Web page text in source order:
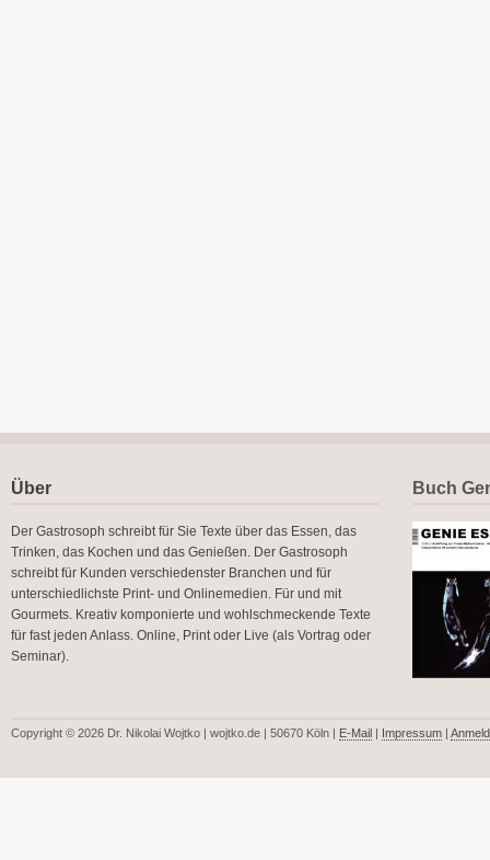
Über
Der Gastrosoph schreibt für Sie Texte über das Essen, das
Trinken, das Kochen und das Genießen. Der Gastrosoph
schreibt für Kunden verschiedenster Branchen und für
unterschiedlichste Print- und Onlinemedien. Für und mit
Gourmets. Kreativ komponierte und wohlschmeckende Texte
für fast jeden Anlass. Online, Print oder Live (als Vortrag oder
Seminar).
Buch
Copyright © 2026 Dr. Nikolai Wojtko | wojtko.de | 50670 Köln | E-Mail | Impressum |